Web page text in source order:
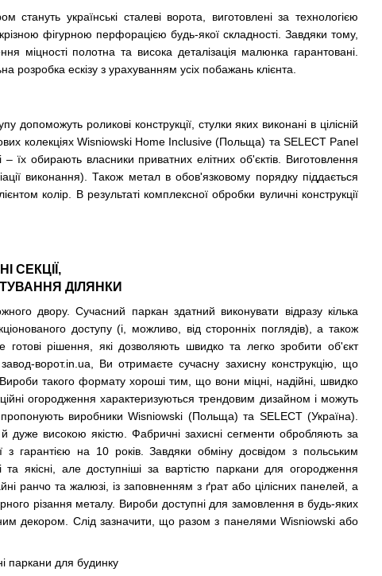
українські сталеві ворота, виготовлені за технологією
фігурною перфорацією будь-якої складності. Завдяки тому,
міцності полотна та висока деталізація малюнка гарантовані.
розробка ескізу з урахуванням усіх побажань клієнта.
роликові конструкції, стулки яких виконані в цілісній
колекціях Wisniowski Home Inclusive (Польща) та SELECT Panel
їх обирають власники приватних елітних об'єктів. Виготовлення
виконання). Також метал в обов'язковому порядку піддається
колір. В результаті комплексної обробки вуличні конструкції
СЕКЦІЇ,
ДІЛЯНКИ
двору. Сучасний паркан здатний виконувати відразу кілька
доступу (і, можливо, від сторонніх поглядів), а також
рішення, які дозволяють швидко та легко зробити об'єкт
ворот.in.ua, Ви отримаєте сучасну захисну конструкцію, що
такого формату хороші тим, що вони міцні, надійні, швидко
огородження характеризуються трендовим дизайном і можуть
виробники Wisniowski (Польща) та SELECT (Україна).
дуже високою якістю. Фабричні захисні сегменти обробляють за
з гарантією на 10 років. Завдяки обміну досвідом з польським
якісні, але доступніші за вартістю паркани для огородження
ранчо та жалюзі, із заповненням з ґрат або цілісних панелей, а
різання металу. Вироби доступні для замовлення в будь-яких
декором. Слід зазначити, що разом з панелями Wisniowski або